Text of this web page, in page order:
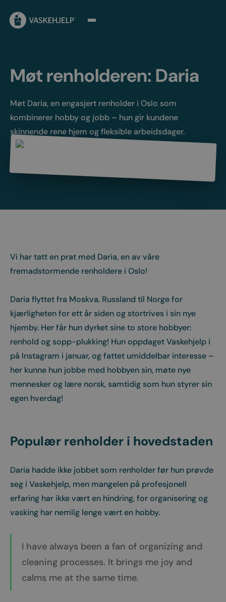
Møt renholderen: Daria
Møt Daria, en engasjert renholder i Oslo som
kombinerer hobby og jobb – hun gir kundene
skinnende rene hjem og fleksible arbeidsdager.
Vi har tatt en prat med Daria, en av våre
fremadstormende renholdere i Oslo!
Daria flyttet fra Moskva, Russland til Norge for
kjærligheten for ett år siden og stortrives i sin nye
hjemby. Her får hun dyrket sine to store hobbyer:
renhold og sopp-plukking! Hun oppdaget Vaskehjelp i
på Instagram i januar, og fattet umiddelbar interesse –
her kunne hun jobbe med hobbyen sin, møte nye
mennesker og lære norsk, samtidig som hun styrer sin
egen hverdag!
Populær renholder i hovedstaden
Daria hadde ikke jobbet som renholder før hun prøvde
seg i Vaskehjelp, men mangelen på profesjonell
erfaring har ikke vært en hindring, for organisering og
vasking har nemlig lenge vært en hobby.
I have always been a fan of organizing and
cleaning processes. It brings me joy and
calms me at the same time.